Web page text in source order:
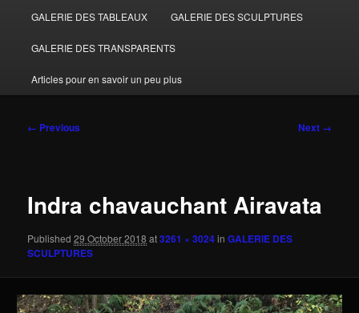
GALERIE DES TABLEAUX GALERIE DES SCULPTURES
GALERIE DES TRANSPARENTS
Articles pour en savoir un peu plus
Image
← Previous Next →
Indra chavauchant Airavata
Published29 October 2018 at3261 × 3024inGALERIE DES
SCULPTURES